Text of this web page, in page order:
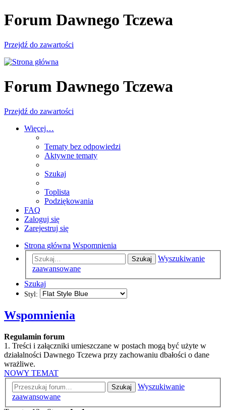
Forum Dawnego Tczewa
Przejdź do zawartości
Forum Dawnego Tczewa
Przejdź do zawartości
Więcej…
Tematy bez odpowiedzi
Aktywne tematy
Szukaj
Toplista
Podziękowania
FAQ
Zaloguj się
Zarejestruj się
Strona główna Wspomnienia
Szukaj
Wyszukiwanie
zaawansowane
Szukaj
Styl:
Wspomnienia
Regulamin forum
1. Treści i załączniki umieszczane w postach mogą być użyte w
działalności Dawnego Tczewa przy zachowaniu dbałości o dane
wrażliwe.
NOWY TEMAT
Szukaj
Wyszukiwanie
zaawansowane